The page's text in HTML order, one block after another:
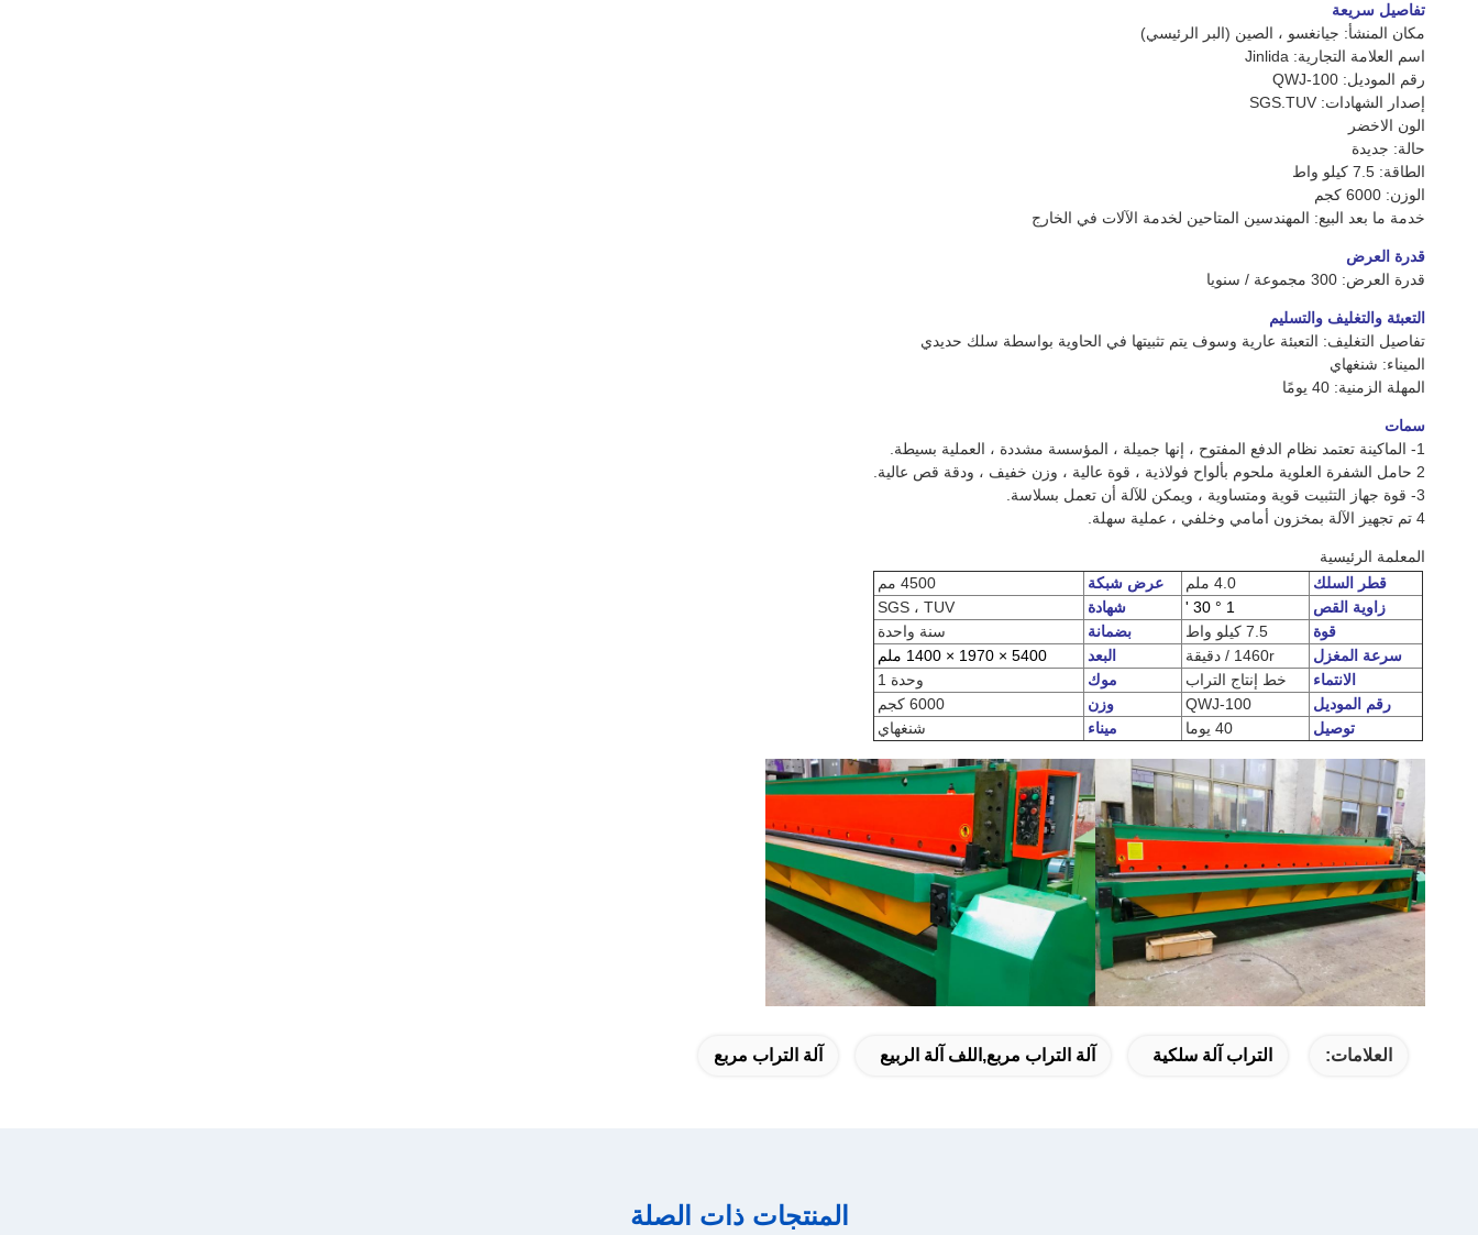
تفاصيل سريعة
مكان المنشأ: جيانغسو ، الصين (البر الرئيسي)
اسم العلامة التجارية: Jinlida
رقم الموديل: QWJ-100
إصدار الشهادات: SGS.TUV
الون الاخضر
حالة: جديدة
الطاقة: 7.5 كيلو واط
الوزن: 6000 كجم
خدمة ما بعد البيع: المهندسين المتاحين لخدمة الآلات في الخارج
قدرة العرض
قدرة العرض: 300 مجموعة / سنويا
التعبئة والتغليف والتسليم
تفاصيل التغليف: التعبئة عارية وسوف يتم تثبيتها في الحاوية بواسطة سلك حديدي
الميناء: شنغهاي
المهلة الزمنية: 40 يومًا
سمات
1- الماكينة تعتمد نظام الدفع المفتوح ، إنها جميلة ، المؤسسة مشددة ، العملية بسيطة.
2 حامل الشفرة العلوية ملحوم بألواح فولاذية ، قوة عالية ، وزن خفيف ، ودقة قص عالية.
3- قوة جهاز التثبيت قوية ومتساوية ، ويمكن للآلة أن تعمل بسلاسة.
4 تم تجهيز الآلة بمخزون أمامي وخلفي ، عملية سهلة.
المعلمة الرئيسية
قطر السلك
4.0 ملم عرض شبكة
4500 مم
زاوية القص
1 ° 30 ' شهادة
SGS ، TUV
قوة
7.5 كيلو واط بضمانة
سنة واحدة
سرعة المغزل
1460r / دقيقة البعد
5400 × 1970 × 1400 ملم
الانتماء
خط إنتاج التراب موك
وحدة 1
رقم الموديل
QWJ-100 وزن
6000 كجم
توصيل
40 يوما ميناء شنغهاي
العلامات: التراب آلة سلكية آلة التراب مربع,اللف آلة الربيع آلة التراب مربع
المنتجات ذات الصلة